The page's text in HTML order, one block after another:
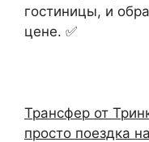
гостиницы, и
цене. ✅
Трансфер от
просто поездка